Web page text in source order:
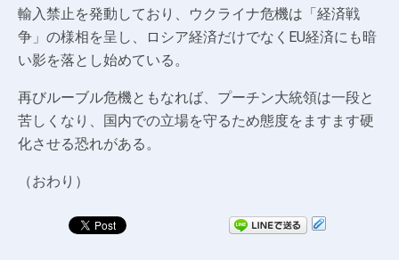
輸入禁止を発動しており、ウクライナ危機は「経済戦
争」の様相を呈し、ロシア経済だけでなくEU経済にも暗
い影を落とし始めている。
再びルーブル危機ともなれば、プーチン大統領は一段と
苦しくなり、国内での立場を守るため態度をますます硬
化させる恐れがある。
（おわり）